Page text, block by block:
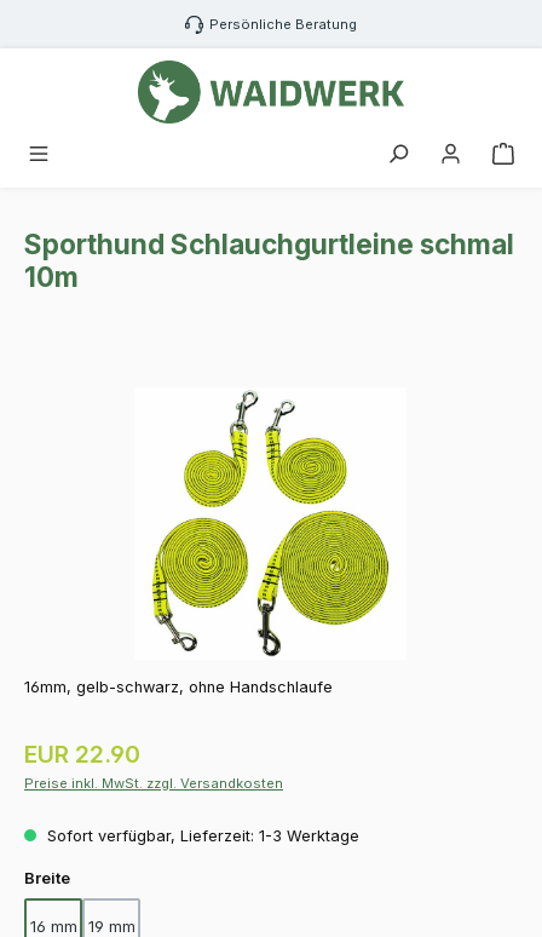
Zum Hauptinhalt springen Persönliche Beratung
Sporthund Schlauchgurtleine schmal
10m
16mm, gelb-schwarz, ohne Handschlaufe
Regulärer Preis:
EUR 22.90
Preise inkl. MwSt. zzgl. Versandkosten
Sofort verfügbar, Lieferzeit: 1-3 Werktage
Breiteauswählen
16 mm 19 mm